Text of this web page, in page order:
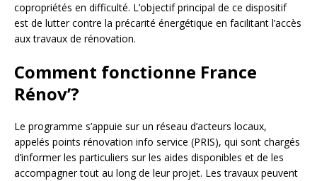
copropriétés en difficulté. L’objectif principal de ce dispositif
est de lutter contre la précarité énergétique en facilitant l’accès
aux travaux de rénovation.
Comment fonctionne France
Rénov’?
Le programme s’appuie sur un réseau d’acteurs locaux,
appelés points rénovation info service (PRIS), qui sont chargés
d’informer les particuliers sur les aides disponibles et de les
accompagner tout au long de leur projet. Les travaux peuvent